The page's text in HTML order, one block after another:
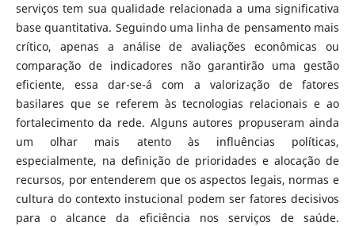
serviços tem sua qualidade relacionada a uma significativa
base quantitativa. Seguindo uma linha de pensamento mais
crítico, apenas a análise de avaliações econômicas ou
comparação de indicadores não garantirão uma gestão
eficiente, essa dar-se-á com a valorização de fatores
basilares que se referem às tecnologias relacionais e ao
fortalecimento da rede. Alguns autores propuseram ainda
um olhar mais atento às influências políticas,
especialmente, na definição de prioridades e alocação de
recursos, por entenderem que os aspectos legais, normas e
cultura do contexto instucional podem ser fatores decisivos
para o alcance da eficiência nos serviços de saúde.